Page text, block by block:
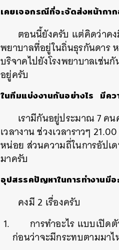
เคยเจอกรณีที่จะจัดส่งหน้ากา
ตอนนี้ยังครับ แต่คิดว่าค
พยาบาลที่อยู่ในถิ่นธุรกันดาร
บริจาคไปยังโรงพยาบาลเช่น
อยู่ครับ
ในทีมแบ่งงานกันอย่างไร มีค
เรามีกันอยู่ประมาณ7คน
เวลางานช่วงเวลาราวๆ
หน่อย ส่วนความถี่ในการอัปเ
มาครับ
อุปสรรคปัญหาในการทำงานมีอ
คงมี 2 เรื่องครับ
การทำอะไร แบบเปิด
ก่อนว่าจะมีกระทบตามมา